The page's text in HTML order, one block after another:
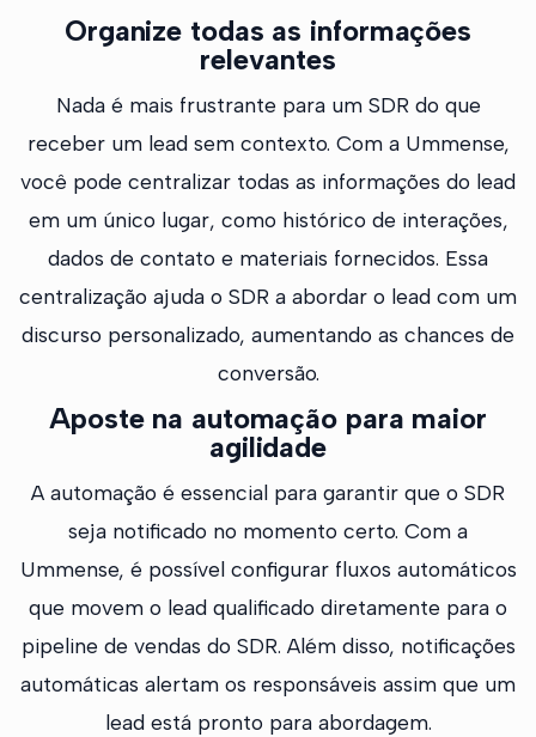
Organize todas as informações
relevantes
Nada é mais frustrante para um SDR do que
receber um lead sem contexto. Com a Ummense,
você pode centralizar todas as informações do lead
em um único lugar, como histórico de interações,
dados de contato e materiais fornecidos. Essa
centralização ajuda o SDR a abordar o lead com um
discurso personalizado, aumentando as chances de
conversão.
Aposte na automação para maior
agilidade
A automação é essencial para garantir que o SDR
seja notificado no momento certo. Com a
Ummense, é possível configurar fluxos automáticos
que movem o lead qualificado diretamente para o
pipeline de vendas do SDR. Além disso, notificações
automáticas alertam os responsáveis assim que um
lead está pronto para abordagem.